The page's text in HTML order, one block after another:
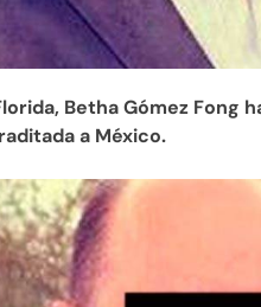
Betha Gómez
a México.